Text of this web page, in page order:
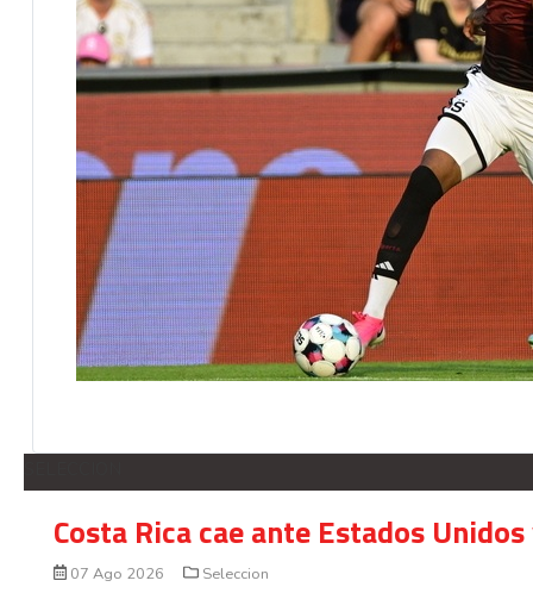
Costa Rica cae ante Estados
07 Ago 2026 Seleccion